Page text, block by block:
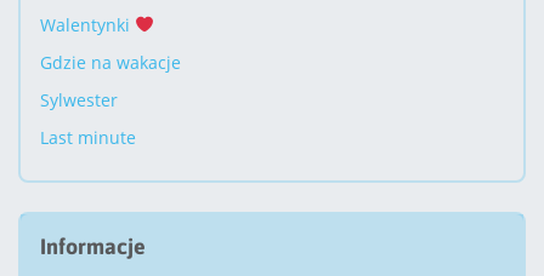
Walentynki
Gdzie na wakacje
Sylwester
Last minute
Informacje